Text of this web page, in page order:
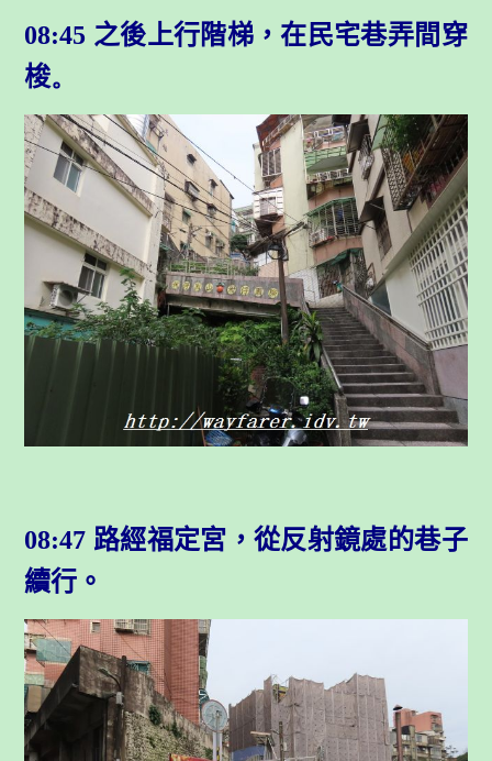
08:45 之後上行階梯，在民宅巷弄間穿
梭。
08:47 路經福定宮，從反射鏡處的巷子
續行。